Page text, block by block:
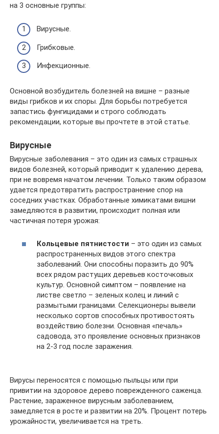
на 3 основные группы:
Вирусные.
Грибковые.
Инфекционные.
Основной возбудитель болезней на вишне – разные
виды грибков и их споры. Для борьбы потребуется
запастись фунгицидами и строго соблюдать
рекомендации, которые вы прочтете в этой статье.
Вирусные
Вирусные заболевания – это один из самых страшных
видов болезней, который приводит к удалению дерева,
при не вовремя начатом лечении. Только таким образом
удается предотвратить распространение спор на
соседних участках. Обработанные химикатами вишни
замедляются в развитии, происходит полная или
частичная потеря урожая:
Кольцевые пятнистости – это один из самых
распространенных видов этого спектра
заболеваний. Они способны поразить до 90%
всех рядом растущих деревьев косточковых
культур. Основной симптом – появление на
листве светло – зеленых колец и линий с
размытыми границами. Селекционеры вывели
несколько сортов способных противостоять
воздействию болезни. Основная «печаль»
садовода, это проявление основных признаков
на 2-3 год после заражения.
Вирусы переносятся с помощью пыльцы или при
привитии на здоровое дерево поврежденного саженца.
Растение, зараженное вирусным заболеванием,
замедляется в росте и развитии на 20%. Процент потерь
урожайности, увеличивается на треть.